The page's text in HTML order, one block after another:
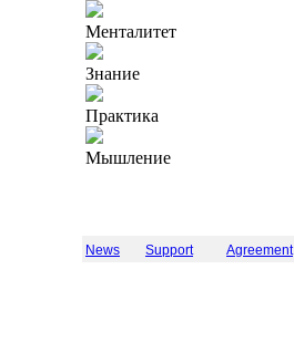
Менталитет
Знание
Практика
Мышление
News Support Agreement